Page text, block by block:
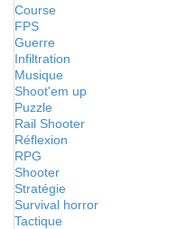
Course
FPS
Guerre
Infiltration
Musique
Shoot'em up
Puzzle
Rail Shooter
Réflexion
RPG
Shooter
Stratégie
Survival horror
Tactique